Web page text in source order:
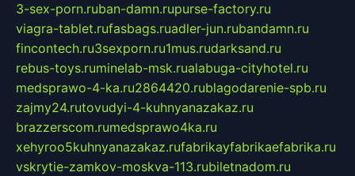
3-sex-porn.ruban-damn.rupurse-factory.ru
viagra-tablet.rufasbags.ruadler-jun.rubandamn.ru
fincontech.ru3sexporn.ru1mus.rudarksand.ru
rebus-toys.ruminelab-msk.rualabuga-cityhotel.ru
medsprawo-4-ka.ru2864420.rublagodarenie-spb.ru
zajmy24.rutovudyi-4-kuhnyanazakaz.ru
brazzerscom.rumedsprawo4ka.ru
xehyroo5kuhnyanazakaz.rufabrikayfabrikaefabrika.ru
vskrytie-zamkov-moskva-113.rubiletnadom.ru